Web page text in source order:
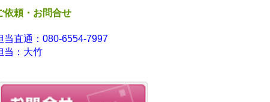
依頼・お問合せ
当直通：080-6554-7997
当：大竹